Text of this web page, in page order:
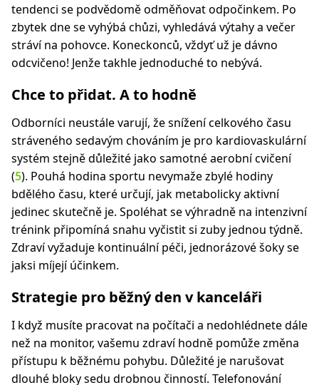
tendenci se podvědomě odměňovat odpočinkem. Po
zbytek dne se vyhýbá chůzi, vyhledává výtahy a večer
stráví na pohovce. Koneckonců, vždyť už je dávno
odcvičeno! Jenže takhle jednoduché to nebývá.
Chce to přidat. A to hodně
Odborníci neustále varují, že snížení celkového času
stráveného sedavým chováním je pro kardiovaskulární
systém stejně důležité jako samotné aerobní cvičení
(5). Pouhá hodina sportu nevymaže zbylé hodiny
bdělého času, které určují, jak metabolicky aktivní
jedinec skutečně je. Spoléhat se výhradně na intenzivní
trénink připomíná snahu vyčistit si zuby jednou týdně.
Zdraví vyžaduje kontinuální péči, jednorázové šoky se
jaksi míjejí účinkem.
Strategie pro běžný den v kanceláři
I když musíte pracovat na počítači a nedohlédnete dále
než na monitor, vašemu zdraví hodně pomůže změna
přístupu k běžnému pohybu. Důležité je narušovat
dlouhé bloky sedu drobnou činností. Telefonování